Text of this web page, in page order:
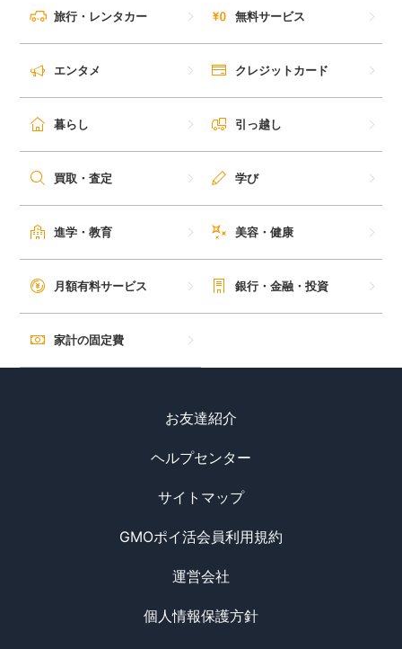
旅行・レンタカー 無料サービス
エンタメ クレジットカード
暮らし 引っ越し
買取・査定 学び
進学・教育 美容・健康
月額有料サービス 銀行・金融・投資
家計の固定費
お友達紹介
ヘルプセンター
サイトマップ
GMOポイ活会員利用規約
運営会社
個人情報保護方針